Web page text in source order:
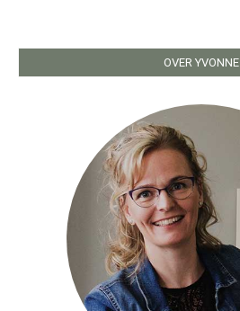
OVER YVONNE